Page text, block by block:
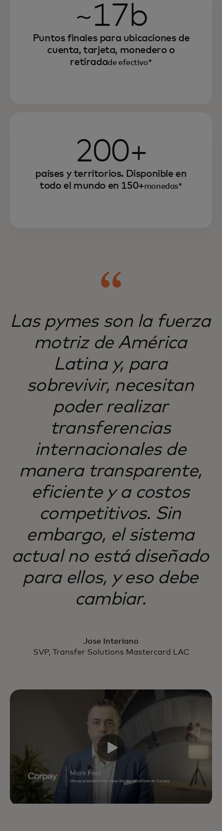
difícil acceso, sirviendo a empresas y
personas de todo el mundo.
~17b
Puntos finales para ubicaciones de
cuenta, tarjeta, monedero o
retiradade efectivo*
200+
países y territorios. Disponible en
todo el mundo en 150+monedas*
Las pymes son la fuerza
motriz de América
Latina y, para
sobrevivir, necesitan
poder realizar
transferencias
internacionales de
manera transparente,
eficiente y a costos
competitivos. Sin
embargo, el sistema
actual no está diseñado
para ellos, y eso debe
cambiar.
Jose Interiano
SVP, Transfer Solutions Mastercard LAC